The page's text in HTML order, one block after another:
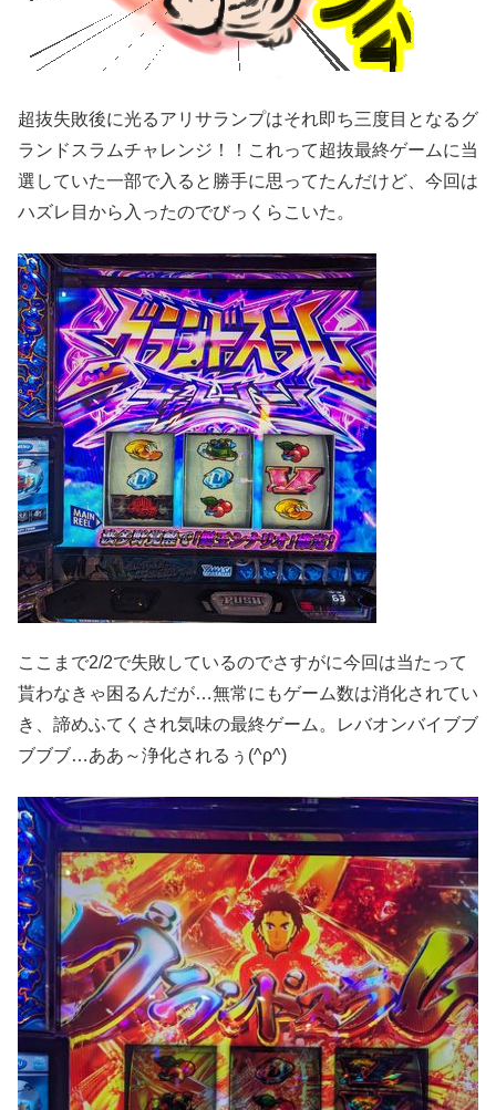
超抜失敗後に光るアリサランプはそれ即ち三度目となるグ
ランドスラムチャレンジ！！これって超抜最終ゲームに当
選していた一部で入ると勝手に思ってたんだけど、今回は
ハズレ目から入ったのでびっくらこいた。
ここまで2/2で失敗しているのでさすがに今回は当たって
貰わなきゃ困るんだが…無常にもゲーム数は消化されてい
き、諦めふてくされ気味の最終ゲーム。レバオンバイブブ
ブブブ…ああ～浄化されるぅ(^ρ^)